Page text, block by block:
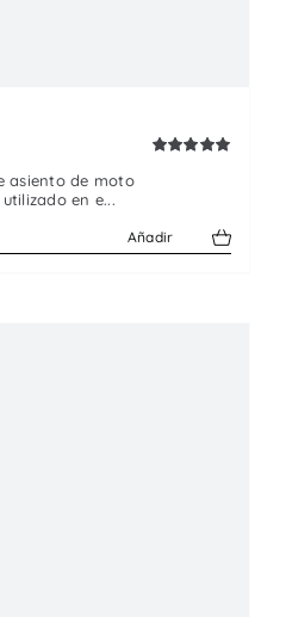
asiento de moto
en e...
Añadir